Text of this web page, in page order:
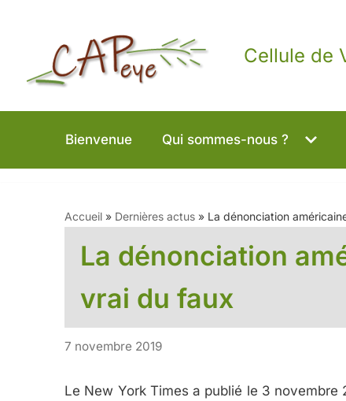
contenu
Cellule de
Bienvenue Qui sommes-nous ?
Accueil » Dernières actus » La dénonciation
La dénonciation
vrai du faux
7 novembre 2019
Le New York Times a publié le 3 novembre